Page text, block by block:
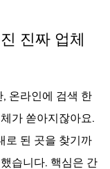
진짜 업체
온라인에 검색 한
가 쏟아지잖아요.
로 된 곳을 찾기까
습니다. 핵심은 간